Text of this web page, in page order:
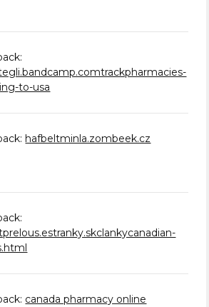
to-usa
hafbeltminla.zombeek.cz
canada pharmacy online